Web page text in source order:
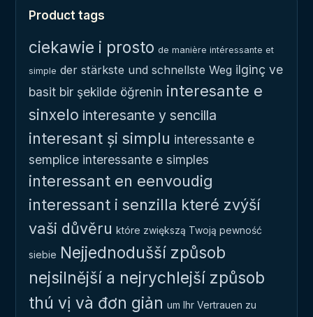
Product tags
ciekawie i prosto de manière intéressante et
simple der stärkste und schnellste Weg ilginç ve
basit bir şekilde öğrenin interesante e
sinxelo interesante y sencilla
interesant și simplu interessante e
semplice interessante e simples
interessant en eenvoudig
interessant i senzilla které zvýší
vaši důvěru które zwiększą Twoją pewność
siebie Nejjednodušší způsob
nejsilnější a nejrychlejší způsob
thú vị và đơn giản um Ihr Vertrauen zu